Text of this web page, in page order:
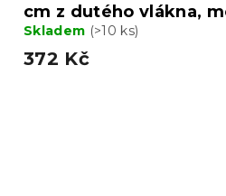
cm z dutého vlákna,
Skladem (>10 ks)
372 Kč